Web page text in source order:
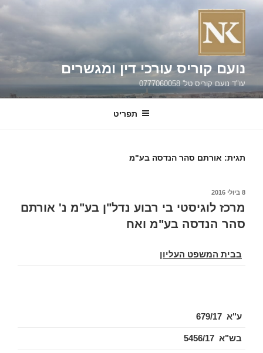
דילוג
נועם קוריס עורכי דין ומגשרים
עו"ד נועם קוריס טל' 0777060058
תפריט
תגית: אורתם סהר הנדסה בע"מ
פורסם
8 ביולי 2016
מרכז לוגיסטי בי רבוע נדל"ן בע"מ נ' אורתם
סהר הנדסה בע"מ ואח
בבית המשפט העליון
ע"א 679/17
בש"א 5456/17